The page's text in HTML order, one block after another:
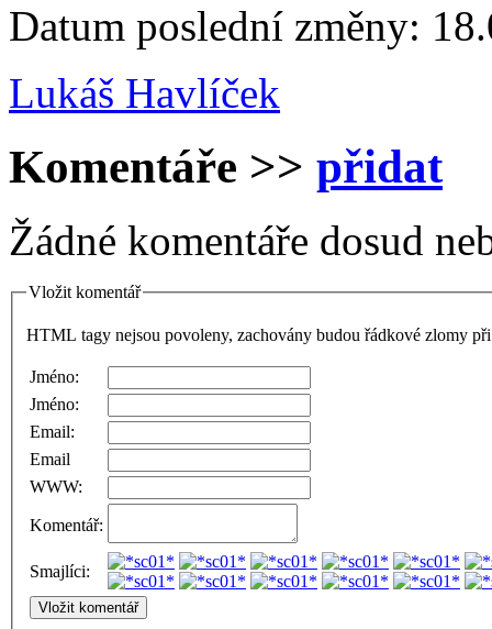
Datum poslední změny:
Lukáš Havlíček
Komentáře >> přidat
Žádné komentáře dosud
Vložit komentář
HTML tagy nejsou povoleny, zachovány budou řádkové zlomy
Jméno:
Jméno:
Email:
Email
WWW:
Komentář:
Smajlíci: